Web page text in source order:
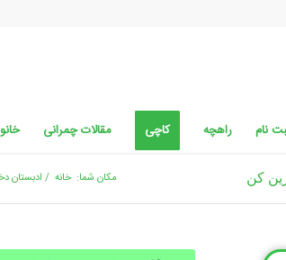
نام راهچه کاچی مقالات چمرانی
کن مکان شما: خانه / ادبستان